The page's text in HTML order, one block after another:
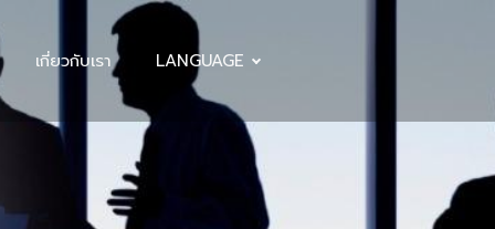
เกี่ยวกับเรา LANGUAGE